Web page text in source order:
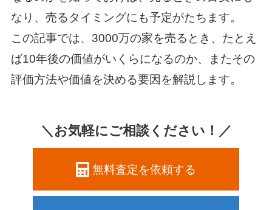
なり、売るタイミングにも予定がたちます。
この記事では、3000万の家を売るとき、たとえ
ば10年後の価値がいくらになるのか、またその
評価方法や価値を決める要因を解説します。
＼お気軽にご相談ください！／
無料査定を依頼する